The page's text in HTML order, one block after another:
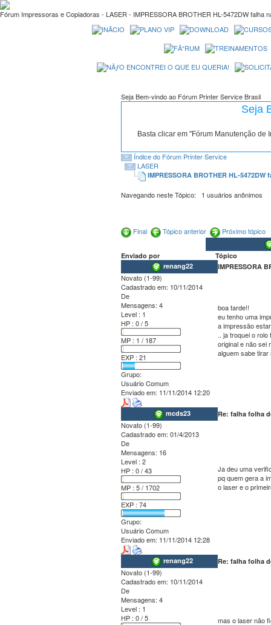
Fórum Impressoras e Copiadoras - LASER - IMPRESSORA BROTHER HL-5472DW falha
Seja Bem-vindo ao Fórum Printer Service Brasil
Seja
Basta clicar em "Fórum Manutenção de
Índice do Fórum Printer Service
LASER
IMPRESSORA BROTHER HL-
Navegando neste Tópico: 1 usuários anônimos
Final Tópico anterior Próximo tópico
Enviado por
Tópico
renang22
IMPRESSORA
Novato (1-99)
Cadastrado em: 10/11/2014
De
Mensagens: 4
Level : 1
HP : 0 / 5
MP : 1 / 187
EXP : 21
Grupo:
Usuário Comum
boa tarde!!
eu tenho uma
a impressão
.. ja troquei o
original e não sei
alguem sabe tirar
Enviado em: 11/11/2014 12:20
mcds23 Re: falha folha
Novato (1-99)
Cadastrado em: 01/4/2013
De
Mensagens: 16
Level : 2
HP : 0 / 43
MP : 5 / 1702
EXP : 74
Grupo:
Usuário Comum
Ja deu uma
pq quem gera a
o laser e o
Enviado em: 11/11/2014 12:28
renang22 Re: falha folha
Novato (1-99)
Cadastrado em: 10/11/2014
De
Mensagens: 4
Level : 1
HP : 0 / 5
mas o laser não